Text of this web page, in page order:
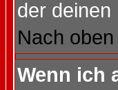
der
Nach oben
Wenn ich